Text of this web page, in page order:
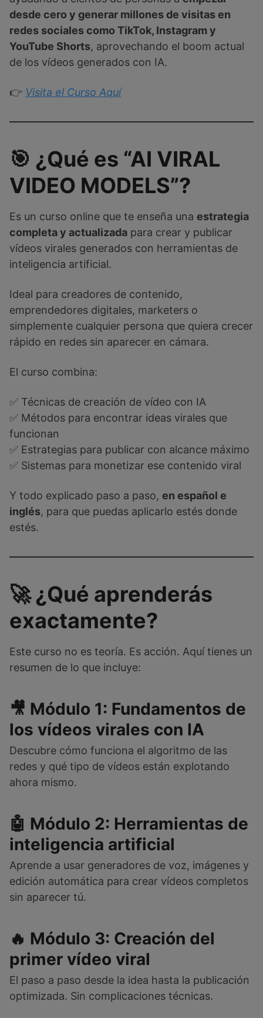
desde cero y generar millones de visitas en
redes sociales como TikTok, Instagram y
YouTube Shorts, aprovechando el boom actual
de los vídeos generados con IA.
👉 Visita el Curso Aquí
🎯 ¿Qué es “AI VIRAL
VIDEO MODELS”?
Es un curso online que te enseña una estrategia
completa y actualizada para crear y publicar
vídeos virales generados con herramientas de
inteligencia artificial.
Ideal para creadores de contenido,
emprendedores digitales, marketers o
simplemente cualquier persona que quiera crecer
rápido en redes sin aparecer en cámara.
El curso combina:
✅ Técnicas de creación de vídeo con IA
✅ Métodos para encontrar ideas virales que
funcionan
✅ Estrategias para publicar con alcance máximo
✅ Sistemas para monetizar ese contenido viral
Y todo explicado paso a paso, en español e
inglés, para que puedas aplicarlo estés donde
estés.
🚀 ¿Qué aprenderás
exactamente?
Este curso no es teoría. Es acción. Aquí tienes un
resumen de lo que incluye:
🎥 Módulo 1: Fundamentos de
los vídeos virales con IA
Descubre cómo funciona el algoritmo de las
redes y qué tipo de vídeos están explotando
ahora mismo.
🤖 Módulo 2: Herramientas de
inteligencia artificial
Aprende a usar generadores de voz, imágenes y
edición automática para crear vídeos completos
sin aparecer tú.
🔥 Módulo 3: Creación del
primer vídeo viral
El paso a paso desde la idea hasta la publicación
optimizada. Sin complicaciones técnicas.